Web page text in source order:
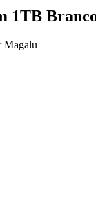
1TB
Magalu